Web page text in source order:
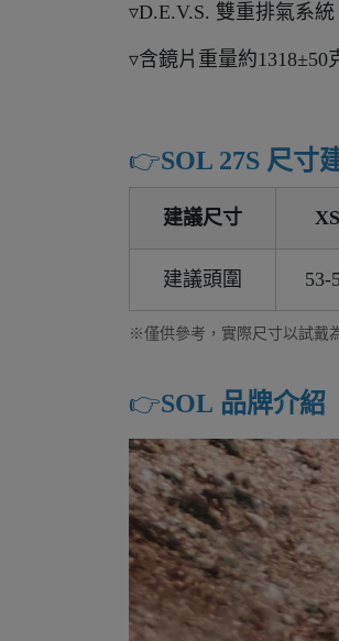
▿D.E.V.S. 雙重排氣系
▿含鏡片重量約1318±50
👉️SOL 27S 尺寸
建議尺寸 XS
建議頭圍 53-
※僅供參考，實際尺寸以試戴
👉️SOL 品牌介紹